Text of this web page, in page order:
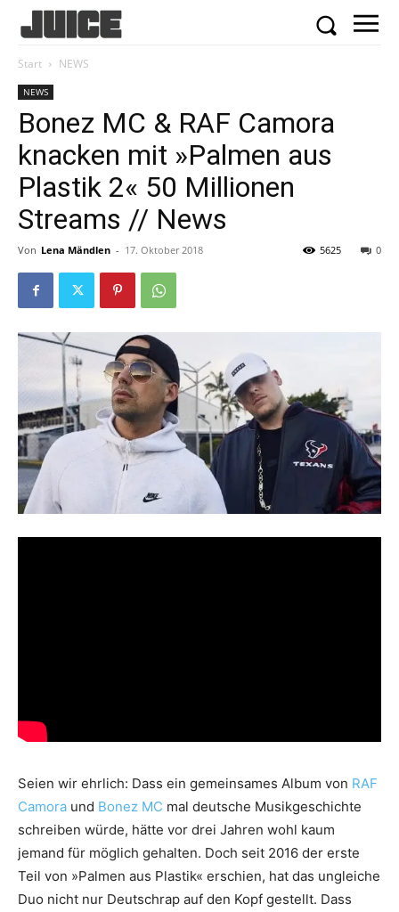
Start NEWS
NEWS
Bonez MC & RAF Camora
knacken mit »Palmen aus
Plastik 2« 50 Millionen
Streams // News
Von Lena Mändlen - 17. Oktober 2018 0
5625
Seien wir ehrlich: Dass ein gemeinsames Album von RAF
Camora und Bonez MC mal deutsche Musikgeschichte
schreiben würde, hätte vor drei Jahren wohl kaum
jemand für möglich gehalten. Doch seit 2016 der erste
Teil von »Palmen aus Plastik« erschien, hat das ungleiche
Duo nicht nur Deutschrap auf den Kopf gestellt. Dass